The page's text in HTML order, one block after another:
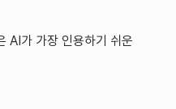
AI가 가장 인용하기 쉬운